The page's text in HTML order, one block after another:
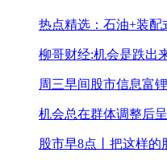
热点精选：石油+装
柳哥财经:机会是跌出
周三早间股市信息富
机会总在群体调整后
股市早8点丨把这样的